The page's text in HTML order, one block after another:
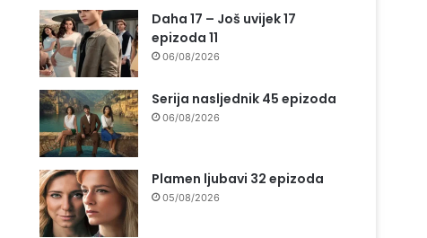
Daha 17 – Još uvijek 17
epizoda 11
06/08/2026
Serija nasljednik 45 epizoda
06/08/2026
Plamen ljubavi 32 epizoda
05/08/2026